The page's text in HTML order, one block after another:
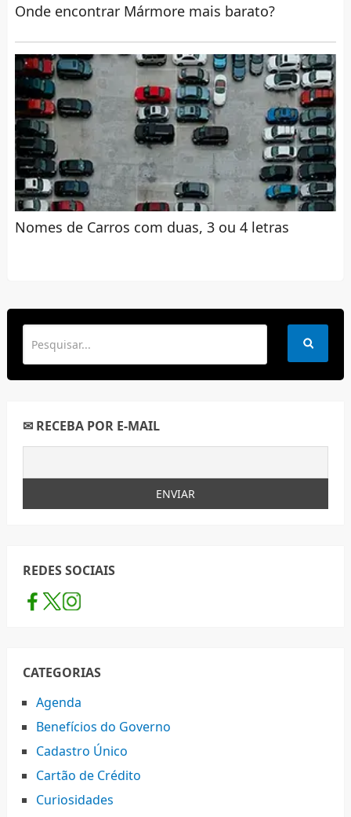
Onde encontrar Mármore mais barato?
Nomes de Carros com duas, 3 ou 4 letras
✉ RECEBA POR E-MAIL
REDES SOCIAIS
CATEGORIAS
Agenda
Benefícios do Governo
Cadastro Único
Cartão de Crédito
Curiosidades